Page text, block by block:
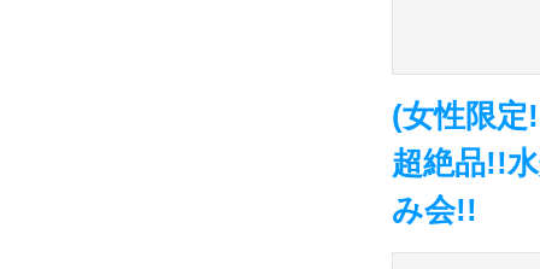
(女性限定
超絶品!!
み会!!